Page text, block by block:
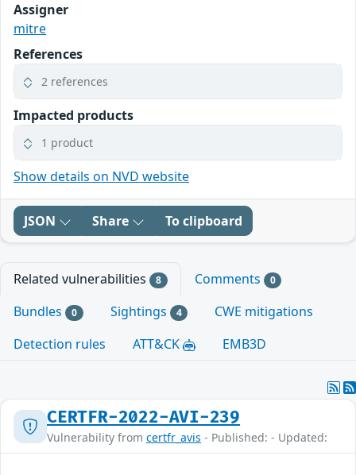
Assigner
mitre
References
2 references
Impacted products
1 product
Show details on NVD website
JSON Share To clipboard
Related vulnerabilities 8 Comments 0
Bundles 0 Sightings 4
CWE mitigations
Detection rules
ATT&CK EMB3D
CERTFR-2022-AVI-239
Vulnerability from certfr_avis - Published: - Updated: